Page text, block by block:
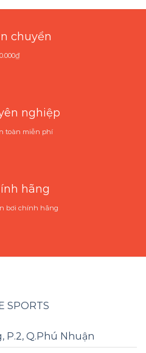
chuyển
nghiệp
toàn miễn phí
hãng
bơi chính hãng
SPORTS
P.2, Q.Phú Nhuận